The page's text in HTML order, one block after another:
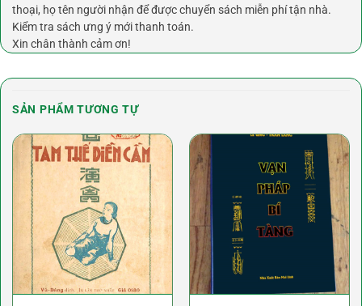
thoại, họ tên người nhận để được chuyển sách miễn phí tận nhà.
Kiểm tra sách ưng ý mới thanh toán.
Xin chân thành cảm ơn!
SẢN PHẨM TƯƠNG TỰ